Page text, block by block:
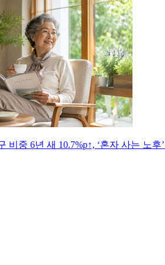
비중 6년 새 10.7%p↑, ‘혼자 사는 노후